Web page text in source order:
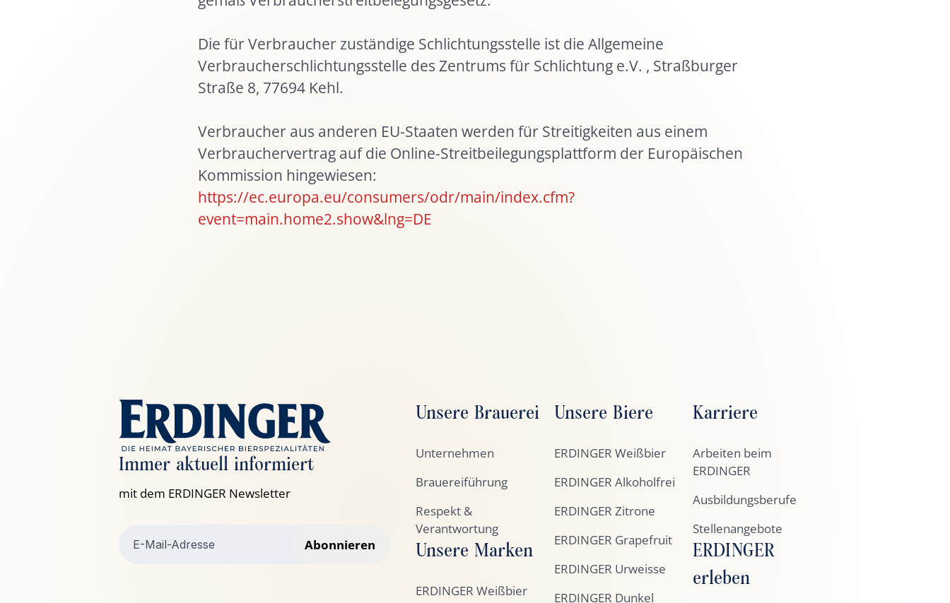
Brauerei
Hand gehen
Die für Verbraucher zuständige Schlichtungsstelle ist die Allgemeine
Verbraucherschlichtungsstelle des Zentrums für Schlichtung e.V. , Straßburger
Straße 8, 77694 Kehl.
Verbraucher aus anderen EU-Staaten werden für Streitigkeiten aus einem
Verbrauchervertrag auf die Online-Streitbeilegungsplattform der Europäischen
Kommission hingewiesen:
https://ec.europa.eu/consumers/odr/main/index.cfm?
event=main.home2.show&lng=DE
Immer aktuell informiert
mit dem ERDINGER Newsletter
Abonnieren
Unsere Brauerei
Unternehmen
Brauereiführung
Respekt &
Verantwortung
Unsere Marken
ERDINGER Weißbier
Unsere Biere
ERDINGER Weißbier
ERDINGER Alkoholfrei
ERDINGER Zitrone
ERDINGER Grapefruit
ERDINGER Urweisse
ERDINGER Dunkel
Karriere
Arbeiten beim
ERDINGER
Ausbildungsberufe
Stellenangebote
ERDINGER
erleben